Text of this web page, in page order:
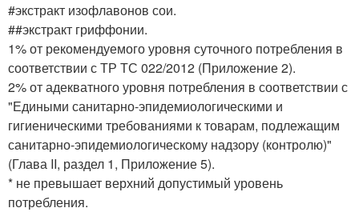
#экстракт изофлавонов сои.
##экстракт гриффонии.
1% от рекомендуемого уровня суточного потребления в
соответствии с ТР ТС 022/2012 (Приложение 2).
2% от адекватного уровня потребления в соответствии с
"Едиными санитарно-эпидемиологическими и
гигиеническими требованиями к товарам, подлежащим
санитарно-эпидемиологическому надзору (контролю)"
(Глава II, раздел 1, Приложение 5).
* не превышает верхний допустимый уровень
потребления.